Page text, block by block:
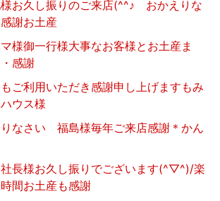
お久し振りのご来店(^^♪ おかえりな
謝お土産
様御一行様大事なお客様とお土産ま
感謝
ご利用いただき感謝申し上げますもみ
ウス様
なさい 福島様毎年ご来店感謝＊かん
社長様お久し振りでございます(^▽^)/楽
間お土産も感謝